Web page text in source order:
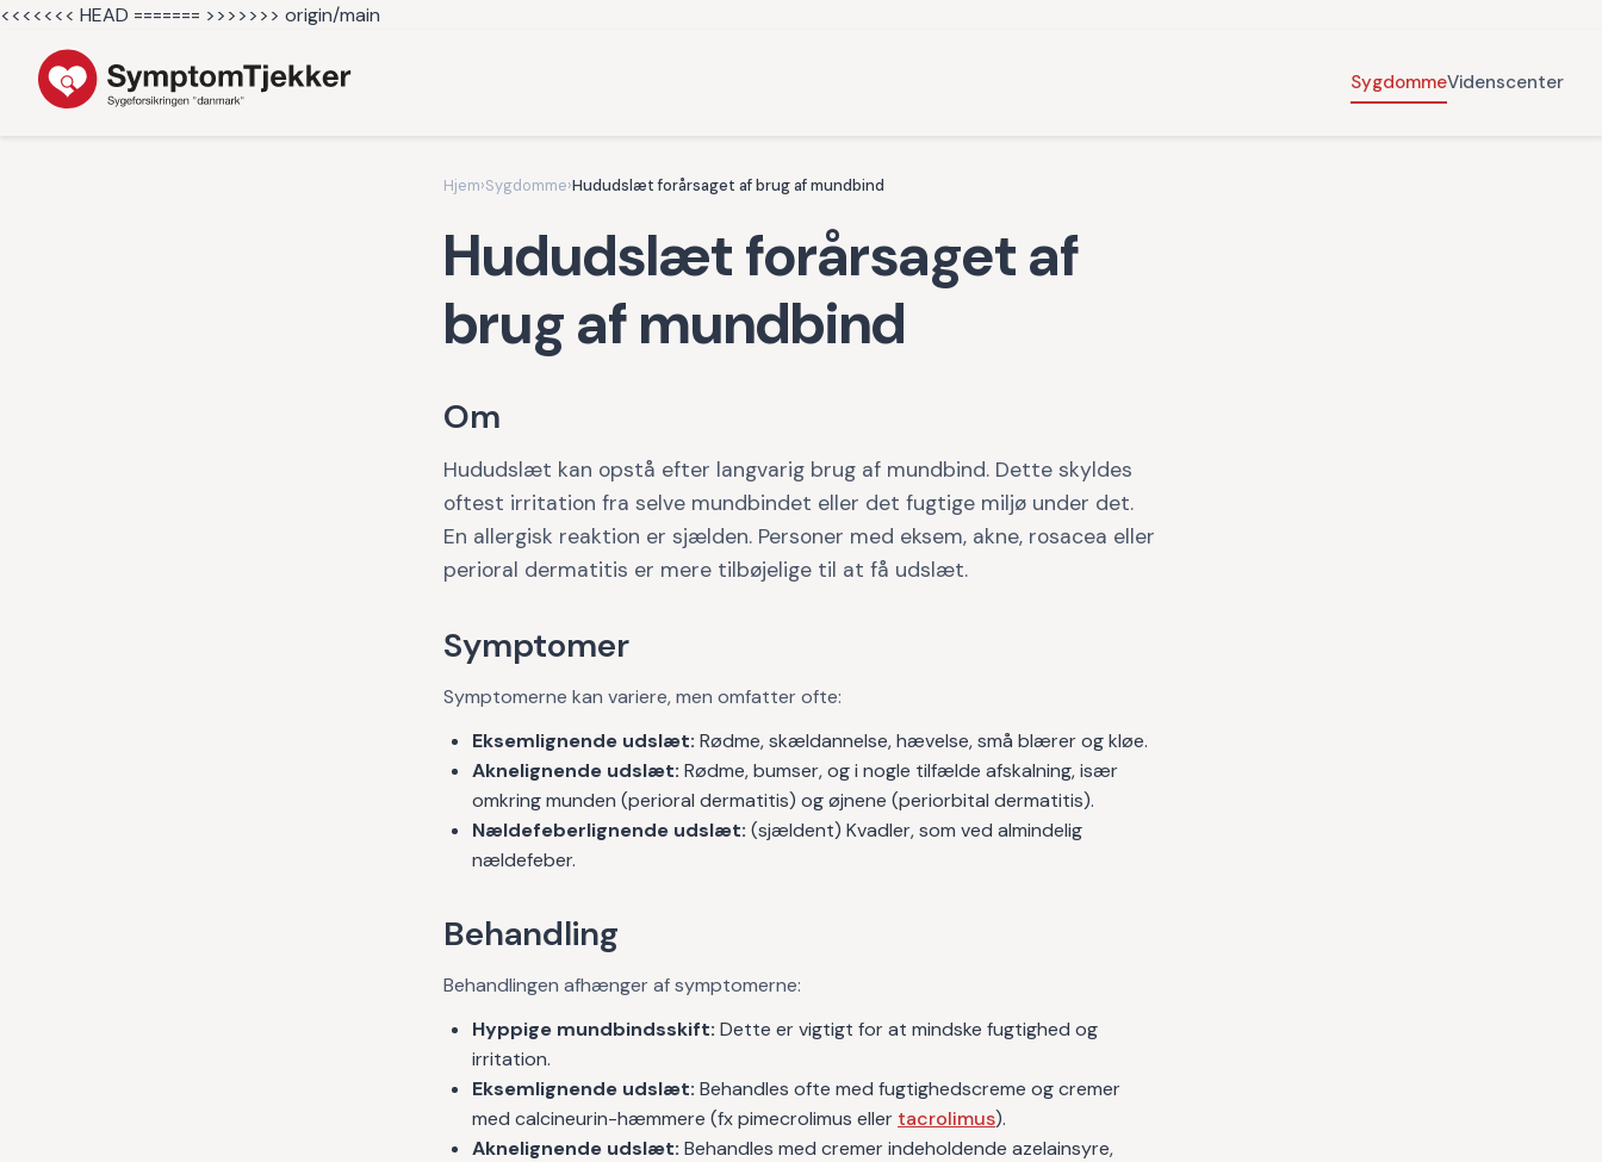
<<<<<<< HEAD ======= >>>>>>> origin/main
SygdommeVidenscenter
Hjem›Sygdomme›Hududslæt forårsaget af brug af mundbind
Hududslæt forårsaget af
brug af mundbind
Om
Hududslæt kan opstå efter langvarig brug af mundbind. Dette skyldes
oftest irritation fra selve mundbindet eller det fugtige miljø under det.
En allergisk reaktion er sjælden. Personer med eksem, akne, rosacea eller
perioral dermatitis er mere tilbøjelige til at få udslæt.
Symptomer
Symptomerne kan variere, men omfatter ofte:
Eksemlignende udslæt: Rødme, skældannelse, hævelse, små blærer og kløe.
Aknelignende udslæt: Rødme, bumser, og i nogle tilfælde afskalning, især
omkring munden (perioral dermatitis) og øjnene (periorbital dermatitis).
Nældefeberlignende udslæt: (sjældent) Kvadler, som ved almindelig
nældefeber.
Behandling
Behandlingen afhænger af symptomerne:
Hyppige mundbindsskift: Dette er vigtigt for at mindske fugtighed og
irritation.
Eksemlignende udslæt: Behandles ofte med fugtighedscreme og cremer
med calcineurin-hæmmere (fx pimecrolimus eller tacrolimus).
Aknelignende udslæt: Behandles med cremer indeholdende azelainsyre,